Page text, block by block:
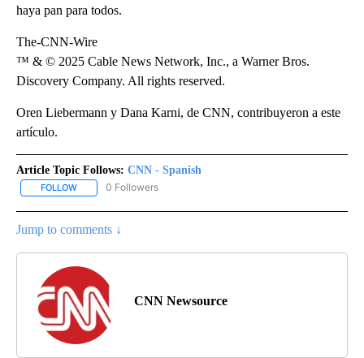
haya pan para todos.
The-CNN-Wire
™ & © 2025 Cable News Network, Inc., a Warner Bros.
Discovery Company. All rights reserved.
Oren Liebermann y Dana Karni, de CNN, contribuyeron a este
artículo.
Article Topic Follows: CNN - Spanish
FOLLOW FOLLOW "CNN - SPANISH" TO RECEIVE NOTIFICATIONS ABOUT
0 Followers
Jump to comments ↓
CNN Newsource